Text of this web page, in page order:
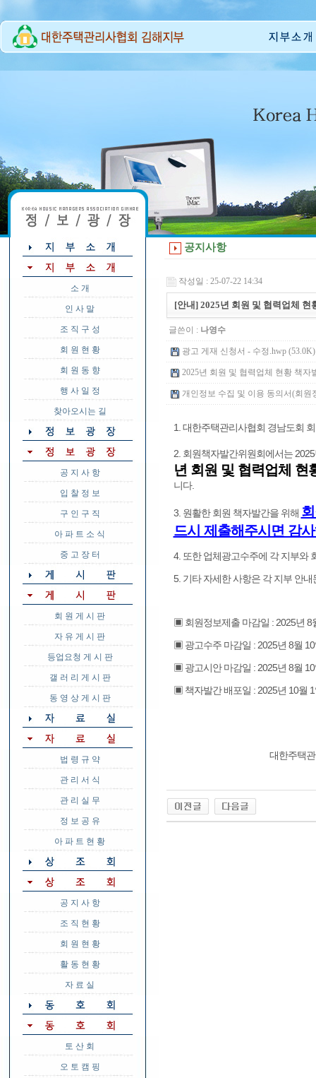
소 개
인 사 말
조 직 구 성
회 원 현 황
회 원 동 향
행 사 일 정
찾아오시는 길
공 지 사 항
입 찰 정 보
구 인 구 직
아 파 트 소 식
중 고 장 터
회 원 게 시 판
자 유 게 시 판
등업요청 게 시 판
갤 러 리 게 시 판
동 영 상 게 시 판
법 령 규 약
관 리 서 식
관 리 실 무
정 보 공 유
아 파 트 현 황
공 지 사 항
조 직 현 황
회 원 현 황
활 동 현 황
자 료 실
토 산 회
오 토 캠 핑
공지사항
작성일 : 25-07-22 14:34
[안내] 2025년 회원 및 협력업체
글쓴이 : 나영수
광고 게재 신청서 - 수정.hwp (53.0K)
2025년 회원 및 협력업체 현황 책자
개인정보 수집 및 이용 동의서(회원
1. 대한주택관리사협회 경남도회
2. 회원책자발간위원회에서는
년 회원 및 협력업체 현
니다.
3. 원활한 회원 책자발간을 위해
드시 제출해주시면 감
4. 또한 업체광고수주에 각 지부와
5. 기타 자세한 사항은 각 지부 안
▣ 회원정보제출 마감일 : 2025년 8
▣ 광고수주 마감일 : 2025년 8월
▣ 광고시안 마감일 : 2025년 8월
▣ 책자발간 배포일 : 2025년 10월
대한주택